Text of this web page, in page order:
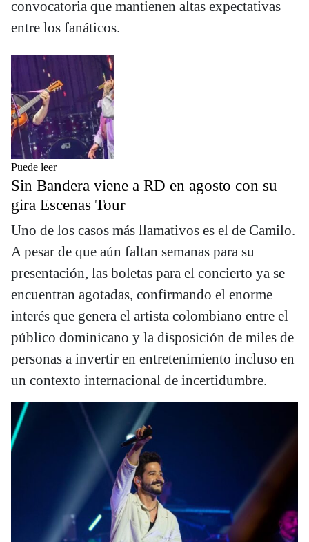
convocatoria que mantienen altas expectativas
entre los fanáticos.
Puede leer
Sin Bandera viene a RD en agosto con su
gira Escenas Tour
Uno de los casos más llamativos es el de Camilo.
A pesar de que aún faltan semanas para su
presentación, las boletas para el concierto ya se
encuentran agotadas, confirmando el enorme
interés que genera el artista colombiano entre el
público dominicano y la disposición de miles de
personas a invertir en entretenimiento incluso en
un contexto internacional de incertidumbre.